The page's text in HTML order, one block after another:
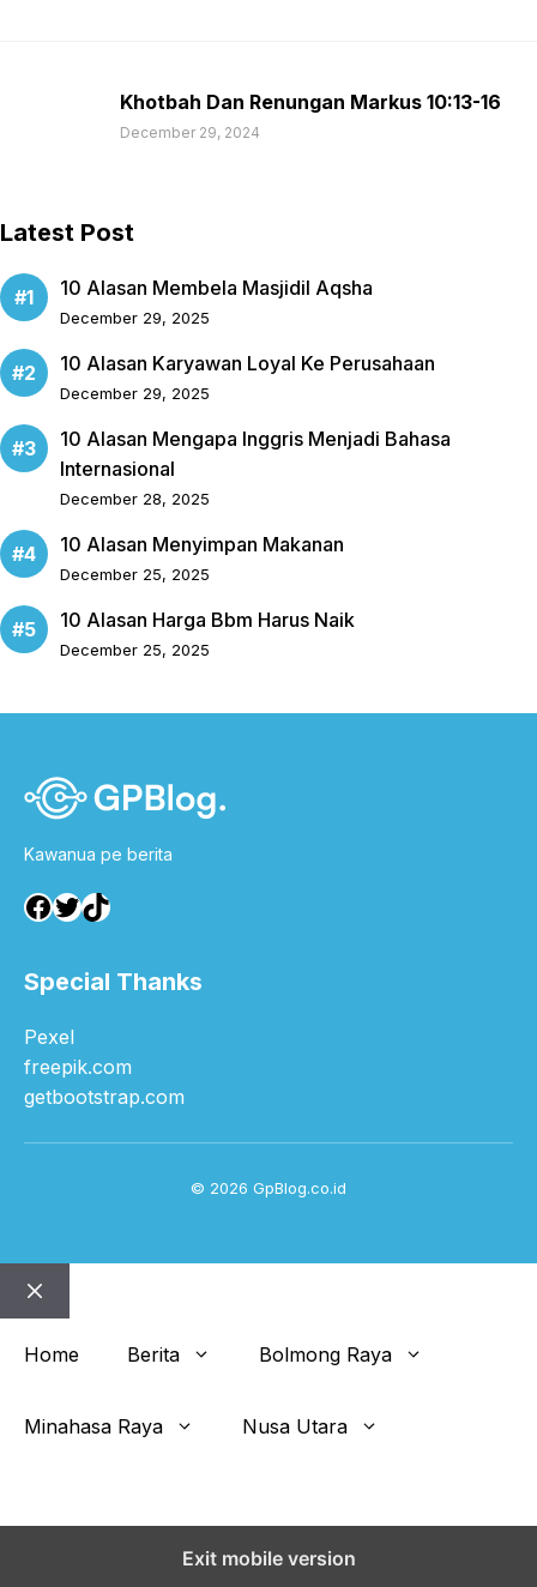
Khotbah Dan Renungan Markus 10:13-16
December 29, 2024
Latest Post
10 Alasan Membela Masjidil Aqsha
December 29, 2025
10 Alasan Karyawan Loyal Ke Perusahaan
December 29, 2025
10 Alasan Mengapa Inggris Menjadi Bahasa
Internasional
December 28, 2025
10 Alasan Menyimpan Makanan
December 25, 2025
10 Alasan Harga Bbm Harus Naik
December 25, 2025
Kawanua pe berita
Facebook
Twitter
TikTok
Special Thanks
Pexel
freepik.com
getbootstrap.com
© 2026 GpBlog.co.id
Close
Home
Berita Bolmong Raya
Minahasa Raya Nusa Utara
Exit mobile version